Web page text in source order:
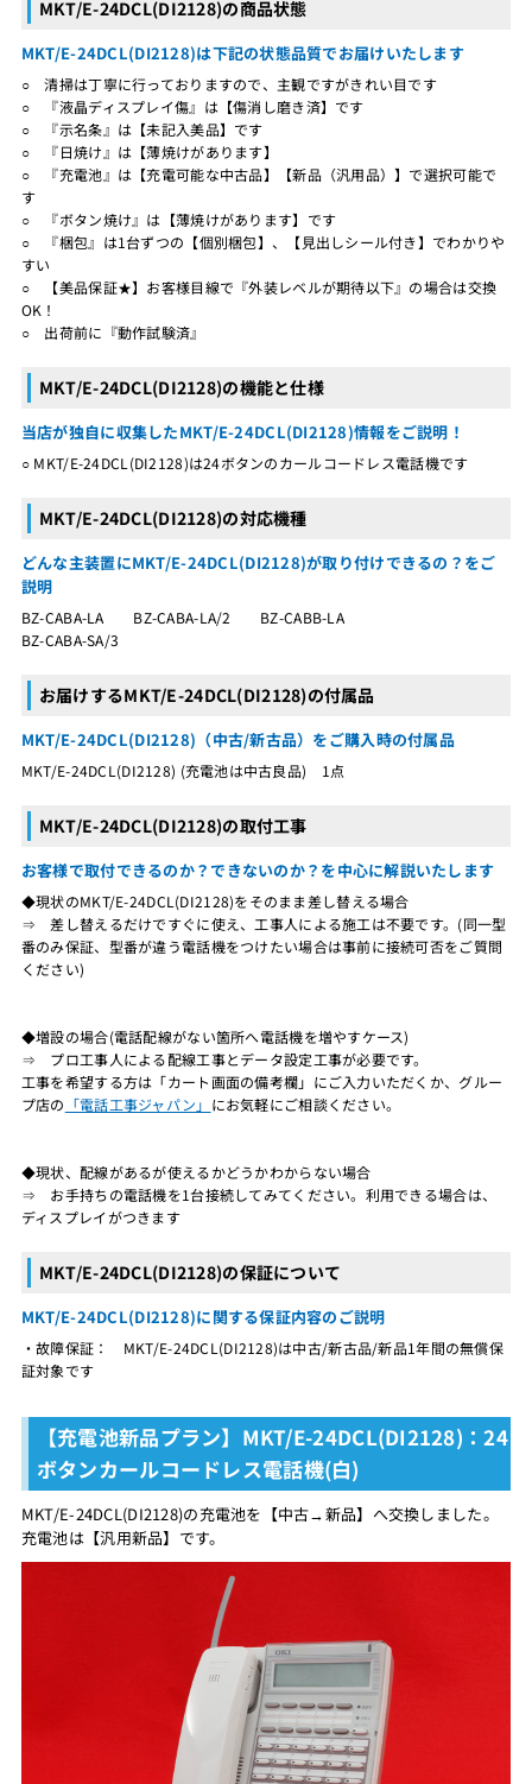
MKT/E-24DCL(DI2128)の商品状態
MKT/E-24DCL(DI2128)は下記の状態品質でお届けいたします
○ 清掃は丁寧に行っておりますので、主観ですがきれい目です
○ 『液晶ディスプレイ傷』は【傷消し磨き済】です
○ 『示名条』は【未記入美品】です
○ 『日焼け』は【薄焼けがあります】
○ 『充電池』は【充電可能な中古品】【新品（汎用品）】で選択可能で
す
○ 『ボタン焼け』は【薄焼けがあります】です
○ 『梱包』は1台ずつの【個別梱包】、【見出しシール付き】でわかりや
すい
○ 【美品保証★】お客様目線で『外装レベルが期待以下』の場合は交換
OK！
○ 出荷前に『動作試験済』
MKT/E-24DCL(DI2128)の機能と仕様
当店が独自に収集したMKT/E-24DCL(DI2128)情報をご説明！
○ MKT/E-24DCL(DI2128)は24ボタンのカールコードレス電話機です
MKT/E-24DCL(DI2128)の対応機種
どんな主装置にMKT/E-24DCL(DI2128)が取り付けできるの？をご
説明
BZ-CABA-LA BZ-CABA-LA/2 BZ-CABB-LA
BZ-CABA-SA/3
お届けするMKT/E-24DCL(DI2128)の付属品
MKT/E-24DCL(DI2128)（中古/新古品）をご購入時の付属品
MKT/E-24DCL(DI2128) (充電池は中古良品) 1点
MKT/E-24DCL(DI2128)の取付工事
お客様で取付できるのか？できないのか？を中心に解説いたします
◆現状のMKT/E-24DCL(DI2128)をそのまま差し替える場合
⇒ 差し替えるだけですぐに使え、工事人による施工は不要です。(同一型
番のみ保証、型番が違う電話機をつけたい場合は事前に接続可否をご質問
ください)
◆増設の場合(電話配線がない箇所へ電話機を増やすケース)
⇒ プロ工事人による配線工事とデータ設定工事が必要です。
工事を希望する方は「カート画面の備考欄」にご入力いただくか、グルー
プ店の 「電話工事ジャパン」 にお気軽にご相談ください。
◆現状、配線があるが使えるかどうかわからない場合
⇒ お手持ちの電話機を1台接続してみてください。利用できる場合は、
ディスプレイがつきます
MKT/E-24DCL(DI2128)の保証について
MKT/E-24DCL(DI2128)に関する保証内容のご説明
・故障保証： MKT/E-24DCL(DI2128)は中古/新古品/新品1年間の無償保
証対象です
【充電池新品プラン】MKT/E-24DCL(DI2128)：24
ボタンカールコードレス電話機(白)
MKT/E-24DCL(DI2128)の充電池を【中古→新品】へ交換しました。
充電池は【汎用新品】です。